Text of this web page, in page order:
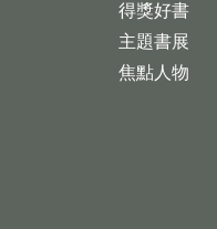
得獎好書
主題書展
焦點人物